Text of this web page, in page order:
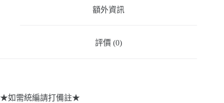
額外資訊
評價 (0)
★如需統編請打備註★